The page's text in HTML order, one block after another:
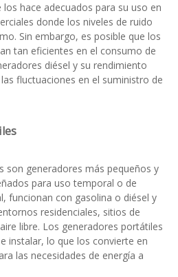
hace adecuados para su uso en
donde los niveles de ruido
Sin embargo, es posible que los
tan eficientes en el consumo de
diésel y su rendimiento
fluctuaciones en el suministro de
son generadores más pequeños y
para uso temporal o de
funcionan con gasolina o diésel y
residenciales, sitios de
libre. Los generadores portátiles
instalar, lo que los convierte en
las necesidades de energía a